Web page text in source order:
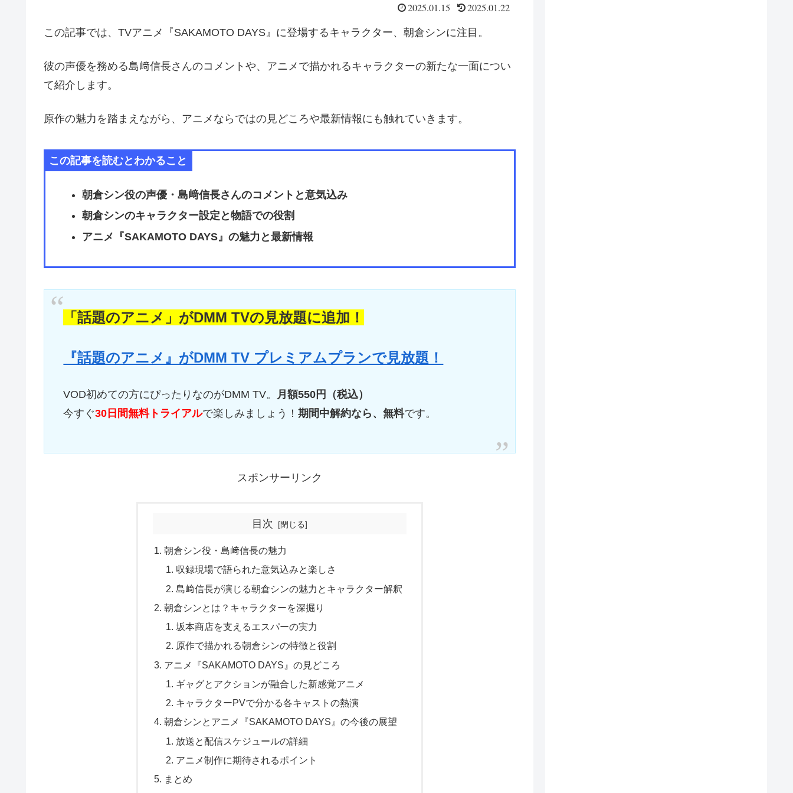
2025.01.15 2025.01.22
この記事では、TVアニメ『SAKAMOTO DAYS』に登場するキャラクター、朝倉シンに注目。
彼の声優を務める島﨑信長さんのコメントや、アニメで描かれるキャラクターの新たな一面につい
て紹介します。
原作の魅力を踏まえながら、アニメならではの見どころや最新情報にも触れていきます。
この記事を読むとわかること
朝倉シン役の声優・島﨑信長さんのコメントと意気込み
朝倉シンのキャラクター設定と物語での役割
アニメ『SAKAMOTO DAYS』の魅力と最新情報
「話題のアニメ」がDMM TVの見放題に追加！
『話題のアニメ』がDMM TV プレミアムプランで見放題！
VOD初めての方にぴったりなのがDMM TV。 月額550円（税込）
今すぐ30日間無料トライアルで楽しみましょう！期間中解約なら、無料です。
スポンサーリンク
目次
朝倉シン役・島﨑信長の魅力
収録現場で語られた意気込みと楽しさ
島﨑信長が演じる朝倉シンの魅力とキャラクター解釈
朝倉シンとは？キャラクターを深掘り
坂本商店を支えるエスパーの実力
原作で描かれる朝倉シンの特徴と役割
アニメ『SAKAMOTO DAYS』の見どころ
ギャグとアクションが融合した新感覚アニメ
キャラクターPVで分かる各キャストの熱演
朝倉シンとアニメ『SAKAMOTO DAYS』の今後の展望
放送と配信スケジュールの詳細
アニメ制作に期待されるポイント
まとめ